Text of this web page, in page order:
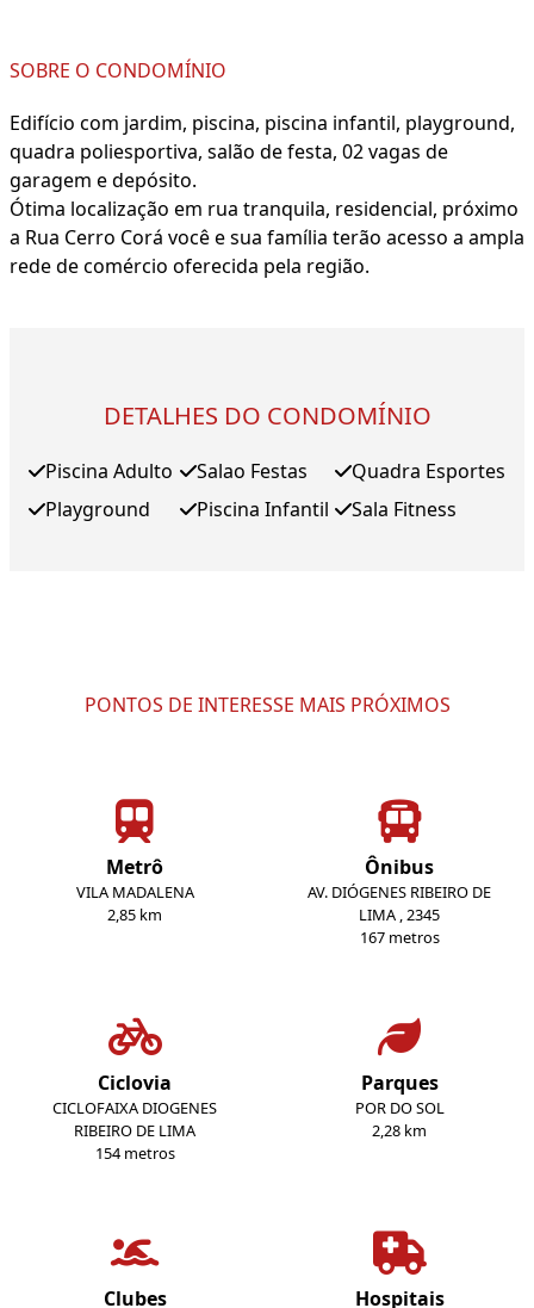
SOBRE O CONDOMÍNIO
Edifício com jardim, piscina, piscina infantil, playground,
quadra poliesportiva, salão de festa, 02 vagas de
garagem e depósito.
Ótima localização em rua tranquila, residencial, próximo
a Rua Cerro Corá você e sua família terão acesso a ampla
rede de comércio oferecida pela região.
DETALHES DO CONDOMÍNIO
Piscina Adulto
Playground
Salao Festas
Piscina Infantil
Quadra Esportes
Sala Fitness
PONTOS DE INTERESSE MAIS PRÓXIMOS
Metrô
VILA MADALENA
2,85 km
Ônibus
AV. DIÓGENES RIBEIRO DE
LIMA , 2345
167 metros
Ciclovia
CICLOFAIXA DIOGENES
RIBEIRO DE LIMA
154 metros
Parques
POR DO SOL
2,28 km
Clubes Hospitais